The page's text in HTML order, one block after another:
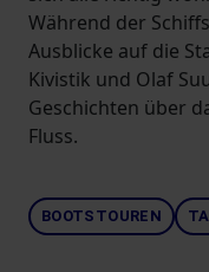
Während der
Ausblicke auf die
Kivistik und Olaf
Geschichten über
Fluss.
BOOTSTOUREN